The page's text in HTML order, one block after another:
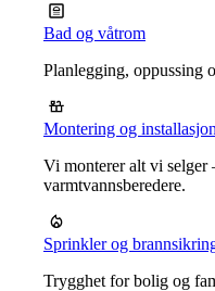
Bad og våtrom
Planlegging, oppussing
Montering og installasjon
Vi monterer alt vi selger
varmtvannsberedere.
Sprinkler og
Trygghet for bolig og